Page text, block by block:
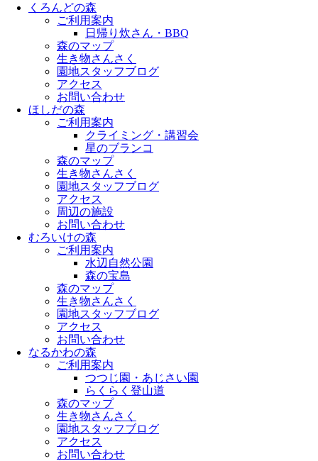
くろんどの森
ご利用案内
日帰り炊さん・BBQ
森のマップ
生き物さんさく
園地スタッフブログ
アクセス
お問い合わせ
ほしだの森
ご利用案内
クライミング・講習会
星のブランコ
森のマップ
生き物さんさく
園地スタッフブログ
アクセス
周辺の施設
お問い合わせ
むろいけの森
ご利用案内
水辺自然公園
森の宝島
森のマップ
生き物さんさく
園地スタッフブログ
アクセス
お問い合わせ
なるかわの森
ご利用案内
つつじ園・あじさい園
らくらく登山道
森のマップ
生き物さんさく
園地スタッフブログ
アクセス
お問い合わせ